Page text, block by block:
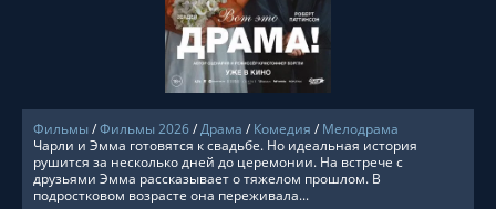
Фильмы/Фильмы 2026/Драма / Комедия / Мелодрама
Чарли и Эмма готовятся к свадьбе. Но идеальная история
рушится за несколько дней до церемонии. На встрече с
друзьями Эмма рассказывает о тяжелом прошлом. В
подростковом возрасте она переживала...